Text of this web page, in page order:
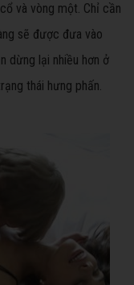
và vòng một. Chỉ cần
sẽ được đưa vào
dừng lại nhiều hơn ở
thái hưng phấn.